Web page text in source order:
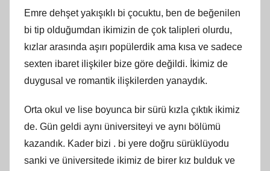
Emre dehşet yakışıklı bi çocuktu, ben de beğenilen
bi tip olduğumdan ikimizin de çok talipleri olurdu,
kızlar arasında aşırı popülerdik ama kısa ve sadece
sexten ibaret ilişkiler bize göre değildi. İkimiz de
duygusal ve romantik ilişkilerden yanaydık.
Orta okul ve lise boyunca bir sürü kızla çıktık ikimiz
de. Gün geldi aynı üniversiteyi ve aynı bölümü
kazandık. Kader bizi . bi yere doğru sürüklüyodu
sanki ve üniversitede ikimiz de birer kız bulduk ve